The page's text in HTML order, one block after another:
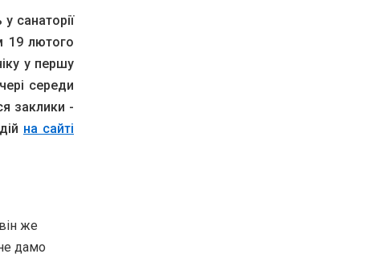
санаторії
19 лютого
у першу
середи
заклики -
на сайті
же
дамо